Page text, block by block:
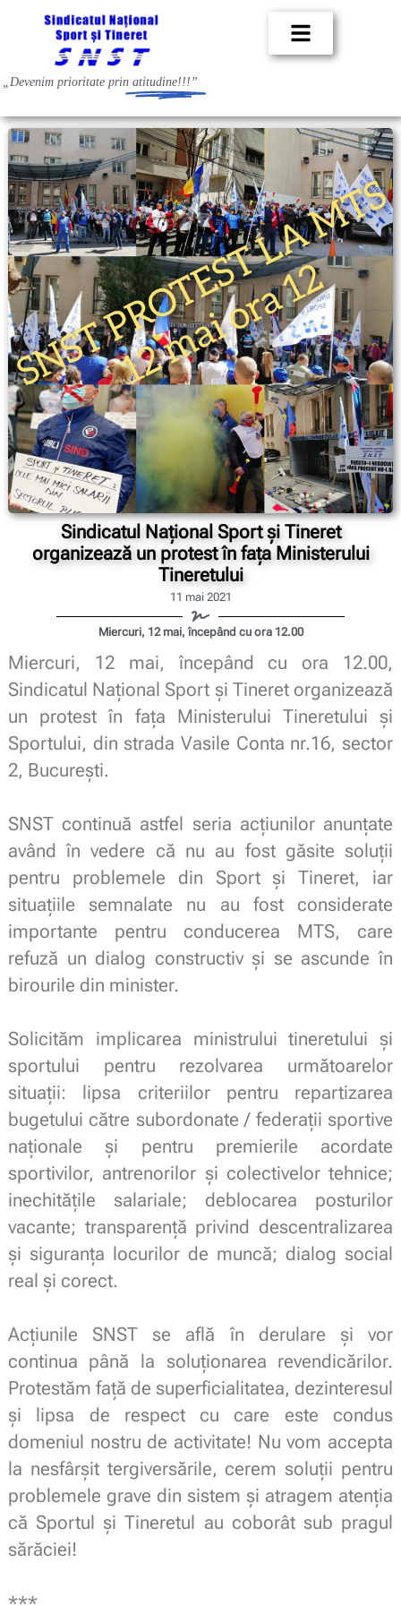
„Devenim prioritate prin atitudine!!!”
Sindicatul Național Sport și Tineret
organizează un protest în fața Ministerului
Tineretului
11 mai 2021
Miercuri, 12 mai, începând cu ora 12.00
Miercuri, 12 mai, începând cu ora 12.00,
Sindicatul Național Sport și Tineret organizează
un protest în fața Ministerului Tineretului și
Sportului, din strada Vasile Conta nr.16, sector
2, București.
SNST continuă astfel seria acțiunilor anunțate
având în vedere că nu au fost găsite soluții
pentru problemele din Sport și Tineret, iar
situațiile semnalate nu au fost considerate
importante pentru conducerea MTS, care
refuză un dialog constructiv și se ascunde în
birourile din minister.
Solicităm implicarea ministrului tineretului și
sportului pentru rezolvarea următoarelor
situații: lipsa criteriilor pentru repartizarea
bugetului către subordonate / federații sportive
naționale și pentru premierile acordate
sportivilor, antrenorilor și colectivelor tehnice;
inechitățile salariale; deblocarea posturilor
vacante; transparență privind descentralizarea
și siguranța locurilor de muncă; dialog social
real și corect.
Acțiunile SNST se află în derulare și vor
continua până la soluționarea revendicărilor.
Protestăm față de superficialitatea, dezinteresul
și lipsa de respect cu care este condus
domeniul nostru de activitate! Nu vom accepta
la nesfârșit tergiversările, cerem soluții pentru
problemele grave din sistem și atragem atenția
că Sportul și Tineretul au coborât sub pragul
sărăciei!